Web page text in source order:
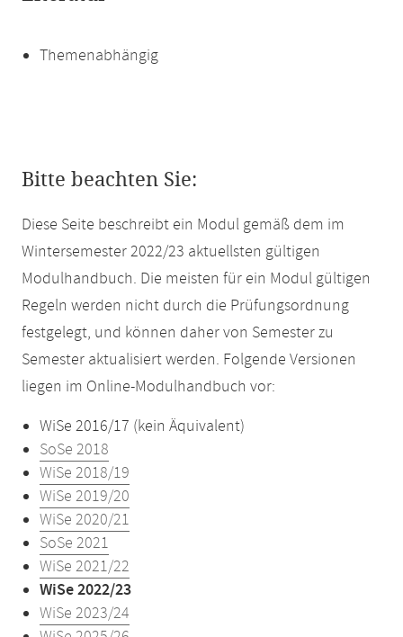
Themenabhängig
Bitte beachten Sie:
Diese Seite beschreibt ein Modul gemäß dem im
Wintersemester 2022/23 aktuellsten gültigen
Modulhandbuch. Die meisten für ein Modul gültigen
Regeln werden nicht durch die Prüfungsordnung
festgelegt, und können daher von Semester zu
Semester aktualisiert werden. Folgende Versionen
liegen im Online-Modulhandbuch vor:
WiSe 2016/17 (kein Äquivalent)
SoSe 2018
WiSe 2018/19
WiSe 2019/20
WiSe 2020/21
SoSe 2021
WiSe 2021/22
WiSe 2022/23
WiSe 2023/24